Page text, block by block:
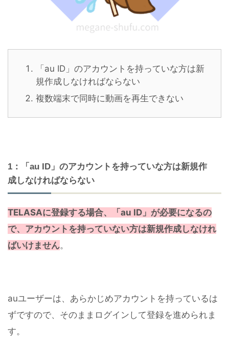
「au ID」のアカウントを持っていな方は新
規作成しなければならない
複数端末で同時に動画を再生できない
1：「au ID」のアカウントを持っていな方は新規作
成しなければならない
TELASAに登録する場合、「au ID」が必要になるの
で、アカウントを持っていない方は新規作成しなけれ
ばいけません。
auユーザーは、あらかじめアカウントを持っているは
ずですので、そのままログインして登録を進められま
す。